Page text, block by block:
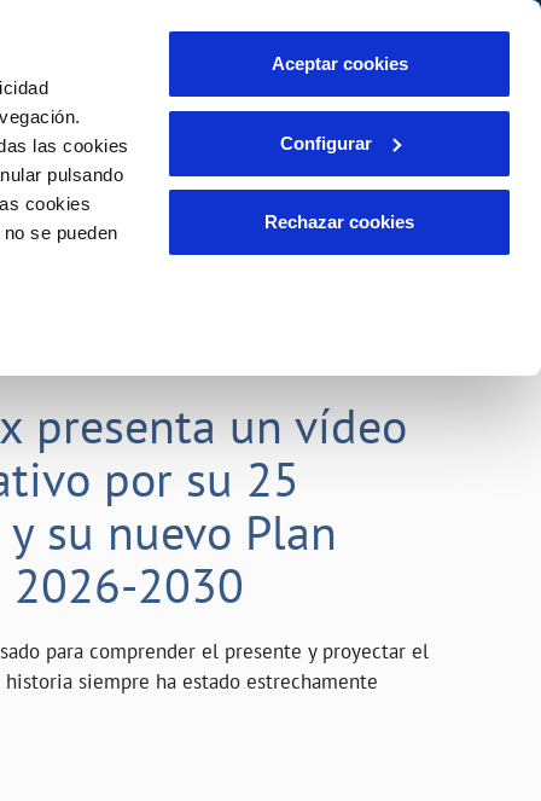
las cookies
pulsando
cookies
se pueden
Aceptar cookies
Configurar
Rechazar cookies
INCIDENCIAS
Comunica anomalías o posibles
PORTAL DE TRANSPARENCIA
Área de clientes Se abre en otra
presenta un vídeo
por su 25
su nuevo Plan
2026-2030
para comprender el presente y proyectar el
siempre ha estado estrechamente